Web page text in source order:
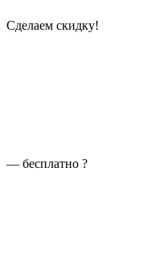
Сделаем скидку!
— бесплатно ?